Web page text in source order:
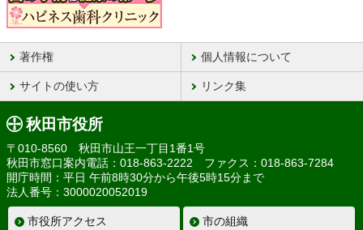
著作権 個人情報について
サイトの使い方 リンク集
秋田市役所
〒010-8560 秋田市山王一丁目1番1号
秋田市窓口案内電話：018-863-2222 ファクス：018-863-7284
開庁時間：平日 午前8時30分から午後5時15分まで
法人番号：3000020052019
市役所アクセス 市の組織